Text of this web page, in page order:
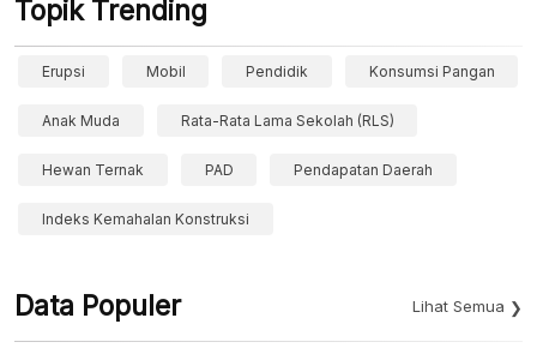
Topik Trending
Erupsi Mobil Pendidik Konsumsi Pangan
Anak Muda Rata-Rata Lama Sekolah (RLS)
Hewan Ternak PAD Pendapatan Daerah
Indeks Kemahalan Konstruksi
Data Populer Lihat Semua